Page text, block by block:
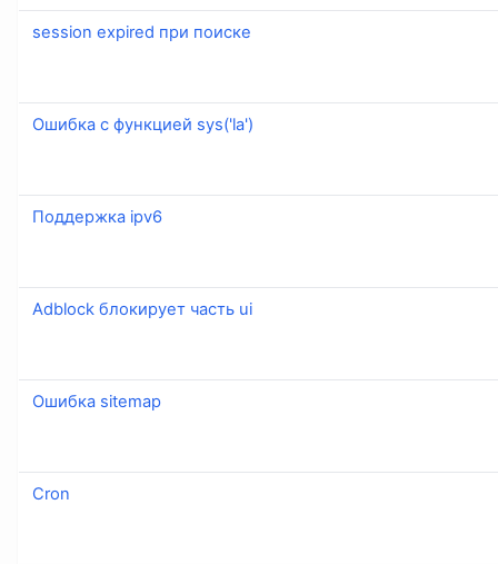
session expired при поиске
Ошибка с функцией sys('la')
Поддержка ipv6
Adblock блокирует часть ui
Ошибка sitemap
Cron